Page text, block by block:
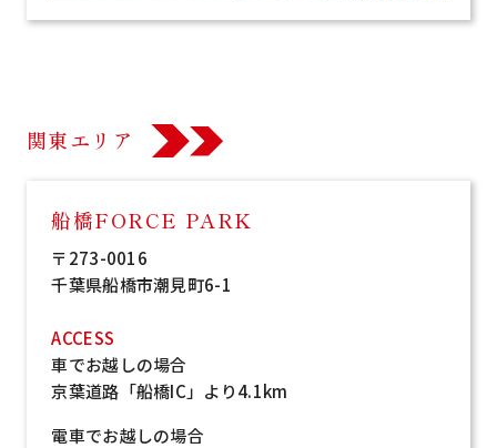
関東エリア
船橋FORCE PARK
〒273-0016
千葉県船橋市潮見町6-1
ACCESS
車でお越しの場合
京葉道路「船橋IC」より4.1km
電車でお越しの場合